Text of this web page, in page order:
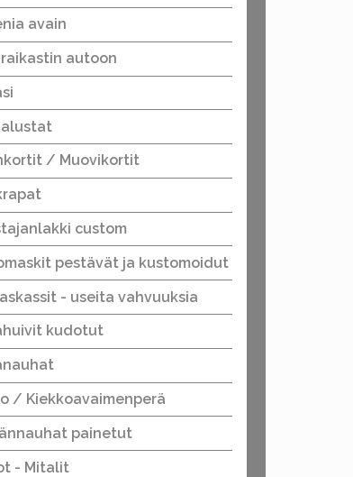
avain
autoon
/ Muovikortit
custom
pestävät ja kustomoidut
- useita vahvuuksia
kudotut
/ Kiekkoavaimenperä
painetut
- Mitalit